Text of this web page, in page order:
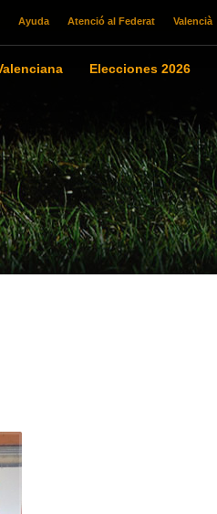
Ayuda Atenció al Federat Valencià
Elecciones 2026